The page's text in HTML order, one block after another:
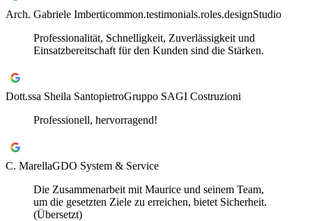
Arch. Gabriele Imberticommon.testimonials.roles.designStudio
Professionalität, Schnelligkeit, Zuverlässigkeit und
Einsatzbereitschaft für den Kunden sind die Stärken.
Dott.ssa Sheila SantopietroGruppo SAGI Costruzioni
Professionell, hervorragend!
C. MarellaGDO System & Service
Die Zusammenarbeit mit Maurice und seinem Team,
um die gesetzten Ziele zu erreichen, bietet Sicherheit.
(Übersetzt)